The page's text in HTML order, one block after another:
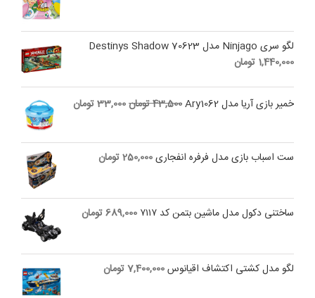
لگو سری Ninjago مدل Destinys Shadow 70623
1,440,000 تومان
خمیر بازی آریا مدل Ary1062 43,500تومانOriginal
43,500 تومان.
33,000تومان Current
price
33,000 تومان.
ست اسباب بازی مدل فرفره انفجاری250,000تومان
ساختنی دکول مدل ماشین بتمن کد ۷۱۱۷ 689,000تومان
لگو مدل کشتی اکتشاف اقیانوس7,400,000تومان